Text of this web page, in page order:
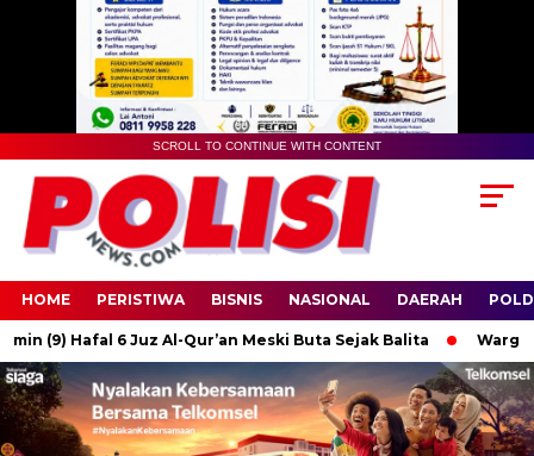
SCROLL TO CONTINUE WITH CONTENT
HOME PERISTIWA BISNIS NASIONAL DAERAH
(9) Hafal 6 Juz Al-Qur’an Meski Buta Sejak Balita Warga